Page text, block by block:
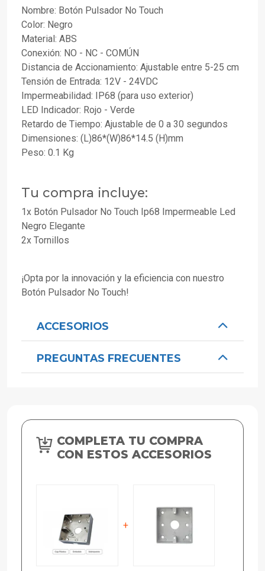
Nombre: Botón Pulsador No Touch
Color: Negro
Material: ABS
Conexión: NO - NC - COMÚN
Distancia de Accionamiento: Ajustable entre 5-25 cm
Tensión de Entrada: 12V - 24VDC
Impermeabilidad: IP68 (para uso exterior)
LED Indicador: Rojo - Verde
Retardo de Tiempo: Ajustable de 0 a 30 segundos
Dimensiones: (L)86*(W)86*14.5 (H)mm
Peso: 0.1 Kg
Tu compra incluye:
1x Botón Pulsador No Touch Ip68 Impermeable Led
Negro Elegante
2x Tornillos
¡Opta por la innovación y la eficiencia con nuestro
Botón Pulsador No Touch!
ACCESORIOS
PREGUNTAS FRECUENTES
COMPLETA TU COMPRA
CON ESTOS ACCESORIOS
+